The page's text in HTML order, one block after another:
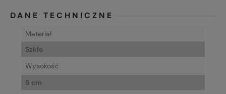
DANE TECHNICZNE
Materiał
Szkło
Wysokość
5 cm